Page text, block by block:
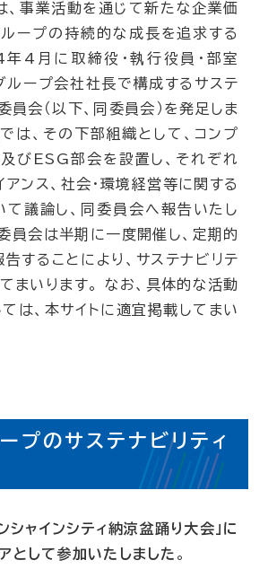
、事業活動を通じて新たな企業価
ープの持続的な成長を追求する
4月に取締役・執行役員・部室
ループ会社社長で構成するサステ
員会（以下、同委員会）を発足しま
は、その下部組織として、コンプ
びESG部会を設置し、それぞれ
アンス、社会・環境経営等に関する
議論し、同委員会へ報告いたし
員会は半期に一度開催し、定期的
することにより、サステナビリテ
まいります。 なお、具体的な活動
は、本サイトに適宜掲載してまい
ープのサステナビリティ
ャインシティ納涼盆踊り大会」に
として参加いたしました 。